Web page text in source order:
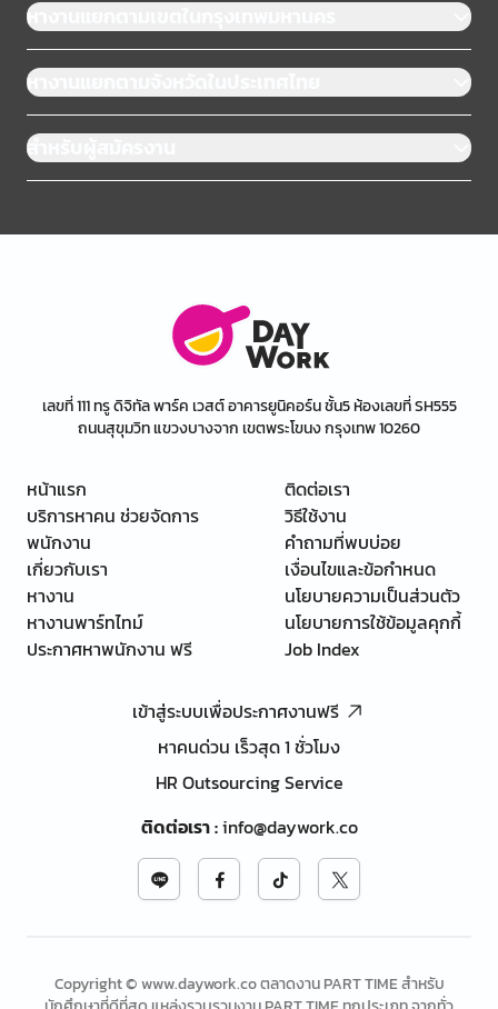
หางานแยกตามเขตในกรุงเทพมหานคร
หางานแยกตามจังหวัดในประเทศไทย
สำหรับผู้สมัครงาน
เลขที่ 111 ทรู ดิจิทัล พาร์ค เวสต์ อาคารยูนิคอร์น ชั้น5 ห้องเลขที่ SH555
ถนนสุขุมวิท แขวงบางจาก เขตพระโขนง กรุงเทพ 10260
หน้าแรก
บริการหาคน ช่วยจัดการ
พนักงาน
เกี่ยวกับเรา
หางาน
หางานพาร์ทไทม์
ประกาศหาพนักงาน ฟรี
ติดต่อเรา
วิธีใช้งาน
คำถามที่พบบ่อย
เงื่อนไขและข้อกำหนด
นโยบายความเป็นส่วนตัว
นโยบายการใช้ข้อมูลคุกกี้
Job Index
เข้าสู่ระบบเพื่อประกาศงานฟรี
หาคนด่วน เร็วสุด 1 ชั่วโมง
HR Outsourcing Service
ติดต่อเรา:info@daywork.co
Copyright © www.daywork.co ตลาดงาน PART TIME สำหรับ